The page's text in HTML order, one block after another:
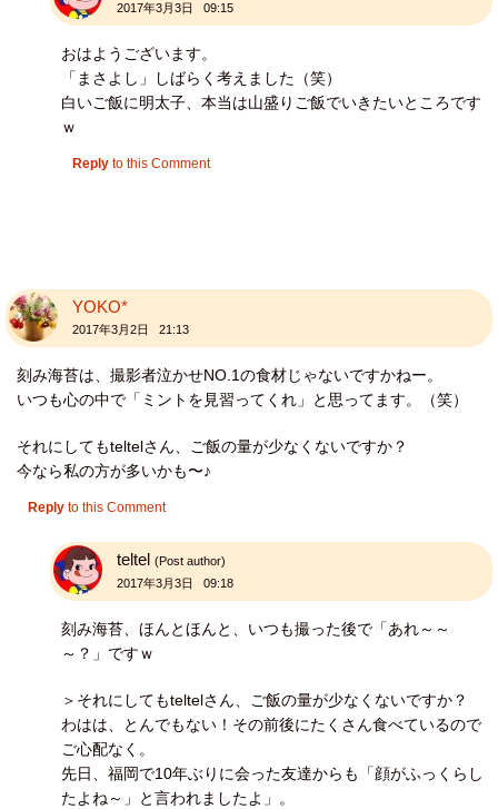
2017年3月3日 09:15
おはようございます。
「まさよし」しばらく考えました（笑）
白いご飯に明太子、本当は山盛りご飯でいきたいところです
ｗ
Reply to this Comment
YOKO*
2017年3月2日 21:13
刻み海苔は、撮影者泣かせNO.1の食材じゃないですかねー。
いつも心の中で「ミントを見習ってくれ」と思ってます。（笑）
それにしてもteltelさん、ご飯の量が少なくないですか？
今なら私の方が多いかも〜♪
Reply to this Comment
teltel (Post author)
2017年3月3日 09:18
刻み海苔、ほんとほんと、いつも撮った後で「あれ～～
～？」ですｗ
＞それにしてもteltelさん、ご飯の量が少なくないですか？
わはは、とんでもない！その前後にたくさん食べているので
ご心配なく。
先日、福岡で10年ぶりに会った友達からも「顔がふっくらし
たよね～」と言われましたよ」。